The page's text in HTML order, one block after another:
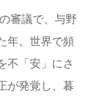
議で、与野
年。世界で頻
不「安」にさ
が発覚し、暮